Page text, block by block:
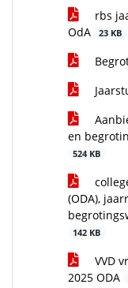
rbs
OdA
23 KB
en
524 KB
(ODA),
142 KB
VVD
2025 ODA